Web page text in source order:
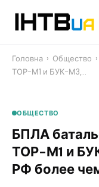
Головна › Общество ›
ТОР-М1 и БУК-М3,…
ОБЩЕСТВО
БПЛА
ТОР-М1 и
РФ более